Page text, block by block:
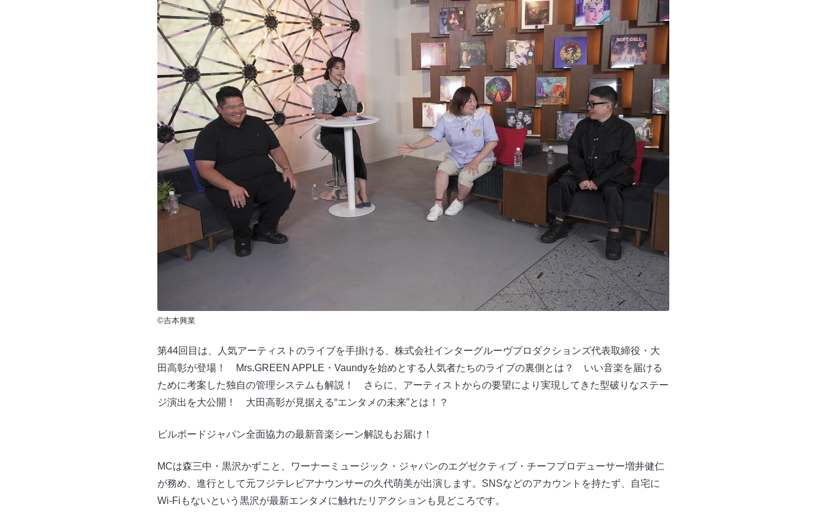
©吉本興業
第44回目は、人気アーティストのライブを手掛ける、株式会社インターグルーヴプロダクションズ代表取締役・大
田高彰が登場！ Mrs.GREEN APPLE・Vaundyを始めとする人気者たちのライブの裏側とは？ いい音楽を届ける
ために考案した独自の管理システムも解説！ さらに、アーティストからの要望により実現してきた型破りなステー
ジ演出を大公開！ 大田高彰が見据える“エンタメの未来”とは！？
ビルボードジャパン全面協力の最新音楽シーン解説もお届け！
MCは森三中・黒沢かずこと、ワーナーミュージック・ジャパンのエグゼクティブ・チーフプロデューサー増井健仁
が務め、進行として元フジテレビアナウンサーの久代萌美が出演します。SNSなどのアカウントを持たず、自宅に
Wi-Fiもないという黒沢が最新エンタメに触れたリアクションも見どころです。